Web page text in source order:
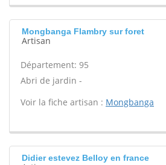
Mongbanga Flambry sur foret
Artisan
Département: 95
Abri de jardin -
Voir la fiche artisan : Mongbanga
Didier estevez Belloy en france